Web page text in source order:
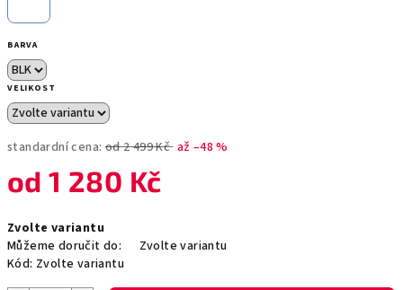
BARVA
VELIKOST
standardní cena: od 2 499 Kč až –48 %
od1 280 Kč
cena:
Zvolte variantu
Můžeme doručit do:
Zvolte variantu
Kód: Zvolte variantu